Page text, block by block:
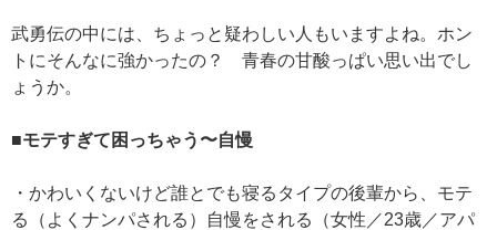
武勇伝の中には、ちょっと疑わしい人もいますよね。ホン
トにそんなに強かったの？ 青春の甘酸っぱい思い出でし
ょうか。
■モテすぎて困っちゃう〜自慢
・かわいくないけど誰とでも寝るタイプの後輩から、モテ
る（よくナンパされる）自慢をされる（女性／23歳／アパ